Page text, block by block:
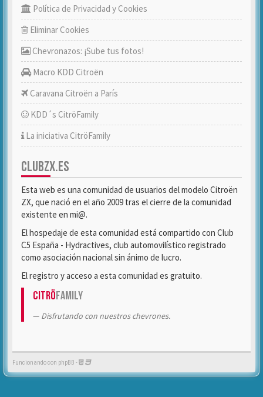
Política de Privacidad y Cookies
Eliminar Cookies
Chevronazos: ¡Sube tus fotos!
Macro KDD Citroën
Caravana Citroën a París
KDD´s CitröFamily
La iniciativa CitröFamily
CLUBZX.ES
Esta web es una comunidad de usuarios del modelo Citroën
ZX, que nació en el año 2009 tras el cierre de la comunidad
existente en mi@.
El hospedaje de esta comunidad está compartido con Club
C5 España - Hydractives, club automovilístico registrado
como asociación nacional sin ánimo de lucro.
El registro y acceso a esta comunidad es gratuito.
CitröFamily
Disfrutando con nuestros chevrones.
Funcionando con phpBB -